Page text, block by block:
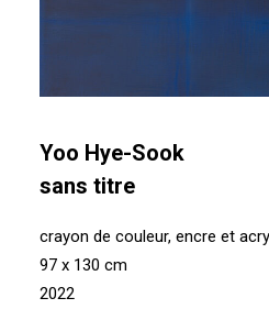
Yoo Hye-Sook
sans titre
crayon de couleur, encre et
97 x 130 cm
2022